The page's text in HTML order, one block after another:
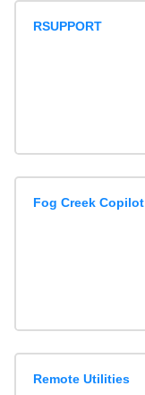
RSUPPORT
Fog Creek Copilot
Remote Utilities